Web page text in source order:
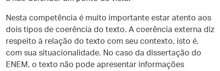
Nesta competência é muito importante estar atento aos
dois tipos de coerência do texto. A coerência externa diz
respeito à relação do texto com seu contexto, isto é,
com sua situacionalidade. No caso da dissertação do
ENEM, o texto não pode apresentar informações